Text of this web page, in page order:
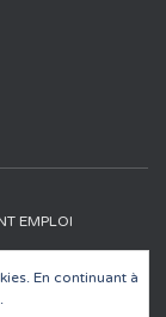
EMPLOI
En continuant à